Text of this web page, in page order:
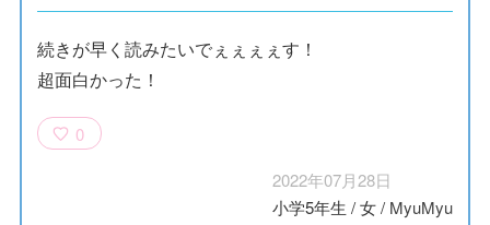
続きが早く読みたいでぇぇぇぇす！
超面白かった！
0
2022年07月28日
小学5年生 /女/ MyuMyu